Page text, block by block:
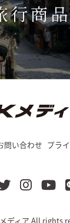
行商品
問い合わせ プラ
ディア All rights